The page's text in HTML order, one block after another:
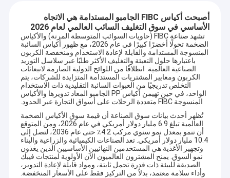
أصبحت أكياس FIBC الجامبو المستدامة هي الاتجاه
الأساسي في سوق التغليف السائب العالمي لعام 2026
تشهد صناعة FIBC (حاويات السوائب المتوسطة المرنة) والأكياس
الضخمة تحولًا أخضرًا كبيرًا في عام 2026، مع ظهور أكياس السائبة
المنسوجة المستدامة والقابلة لإعادة الاستخدام ومنخفضة الكربون
باعتبارها حلول التعبئة والتغليف الأكثر طلبًا عبر سلاسل التوريد
الصناعية العالمية. انطلاقًا من اللوائح الدولية الصارمة لانبعاثات
الكربون ومعايير المشتريات المستدامة المتزايدة للشركات، يتم
التخلص تدريجيًا من العبوات السائبة التقليدية ذات الاستخدام
الواحد، في حين تهيمن أكياس PP الجامبو المعاد تدويرها والأكياس
المنسوجة FIBC متعددة الرحلات على أسواق التجارة عبر الحدود.
تُظهر أحدث بيانات سوق الصناعة أن قيمة سوق الأكياس الضخمة
العالمية تبلغ 6.9 مليار دولار أمريكي في عام 2026، ومن المتوقع
أن تنمو بمعدل نمو سنوي مركب 4.2٪ حتى عام 2036، لتصل إلى
10.4 مليار دولار أمريكي. تعد الصناعات الكيميائية والزراعية والبناء
وتجهيز الأغذية هي المستخدمين النهائيين الأساسيين الذين يغذون
نمو السوق. يمنح المشترون العالميون الآن الأولوية لمنتجات فيبك
الصديقة للبيئة ذات قدرة تحمل ثابتة، ومواد قابلة لإعادة التدوير،
وأداء سلامة معتمد، بدلاً من التركيز فقط على الأسعار المنخفضة.